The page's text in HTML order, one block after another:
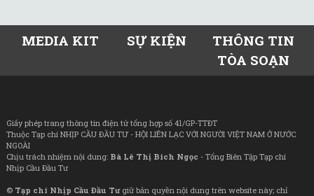
MEDIA KIT SỰ KIỆN
THÔNG TIN
TÒA SOẠN
Giấy phép trang thông tin điện tử tổng hợp số 41/GP-TTĐT
Thuộc Tạp chí NHỊP CẦU ĐẦU TƯ - HỘI LIÊN LẠC VỚI NGƯỜI VIỆT NAM Ở NƯỚC
NGOÀI
Chịu trách nhiệm nội dung: Bà Lê Thị Bích Ngọc - Tổng Biên Tập Tạp chí
Nhịp Cầu Đầu Tư
© Tạp chí Nhịp Cầu Đầu Tưgiữ bản quyền nội dung trên website này; chỉ